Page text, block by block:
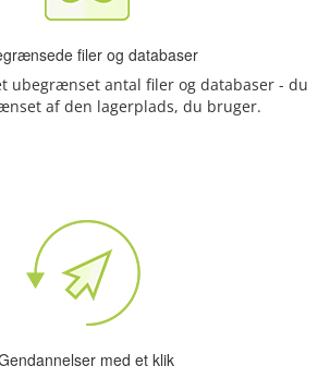
filer og databaser
ubegrænset antal filer og databaser - du
af den lagerplads, du bruger.
med et klik